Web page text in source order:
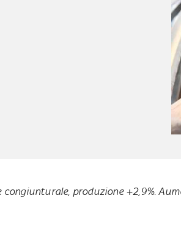
congiunturale, produzione +2,9%.